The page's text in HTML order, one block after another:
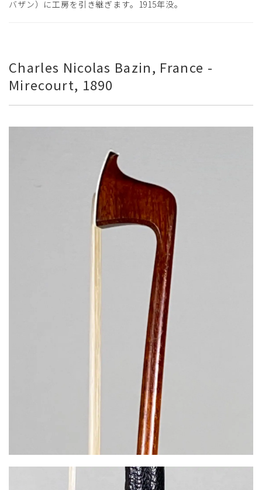
バザン）に工房を引き継ぎます。1915年没。
Charles Nicolas Bazin, France -
Mirecourt, 1890